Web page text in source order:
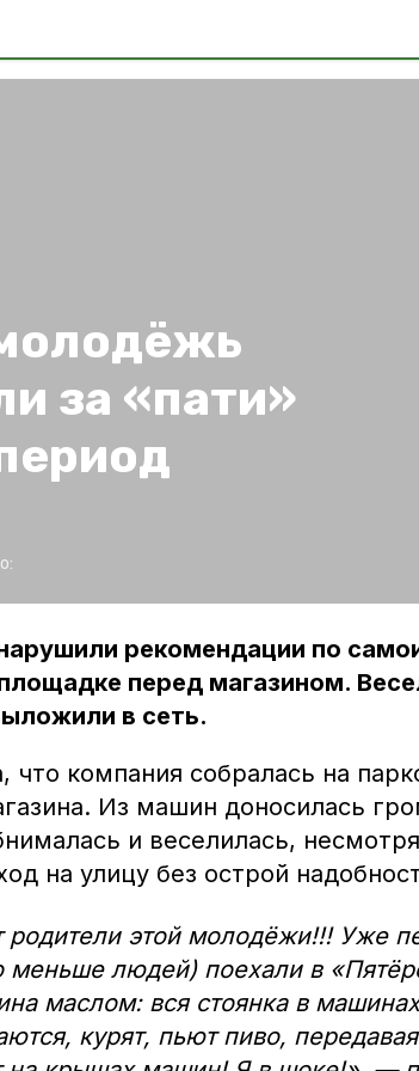
за «пати»
рекомендации по
перед магазином.
в сеть.
что компания собралась на
Из машин доносилась
и веселилась,
на улицу без острой
родители этой молодёжи!!! Уже
людей) поехали в
маслом: вся стоянка в
курят, пьют пиво,